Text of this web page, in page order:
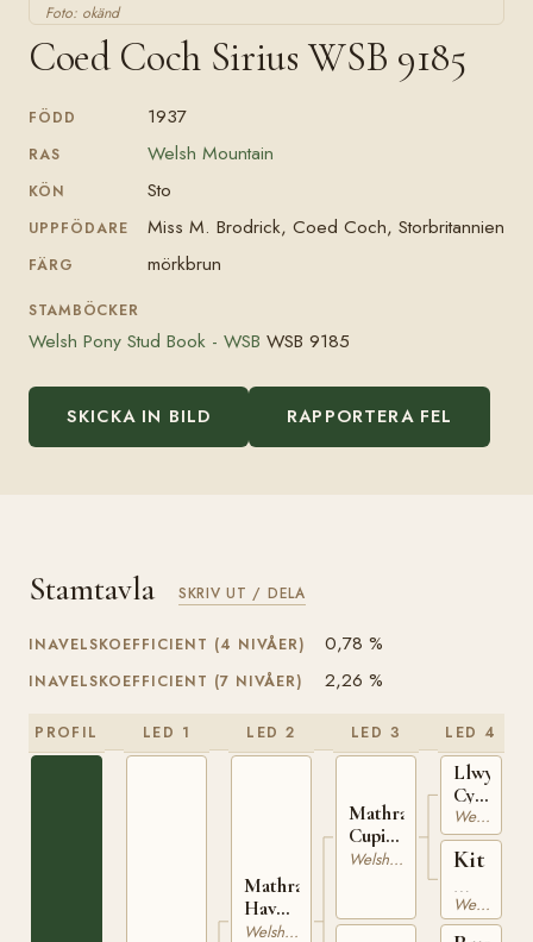
Foto: okänd
Coed Coch Sirius WSB 9185
FÖDD 1937
RAS Welsh Mountain
KÖN Sto
UPPFÖDARE Miss M. Brodrick, Coed Coch, Storbritannien
FÄRG mörkbrun
STAMBÖCKER
Welsh Pony Stud Book - WSB WSB 9185
SKICKA IN BILD RAPPORTERA FEL
Stamtavla SKRIV UT / DELA
INAVELSKOEFFICIENT (4 NIVÅER) 0,78 %
INAVELSKOEFFICIENT (7 NIVÅER) 2,26 %
PROFIL LED 1 LED 2
Mathrafal
Havoc
WSBWelsh Mountain
LED 3
Mathrafal
Cupid
WSBWelsh Mountain
LED 4
Llwyn
Cymro
WSB
407
Welsh Mountain
Kit
WSB
125Welsh Mountain